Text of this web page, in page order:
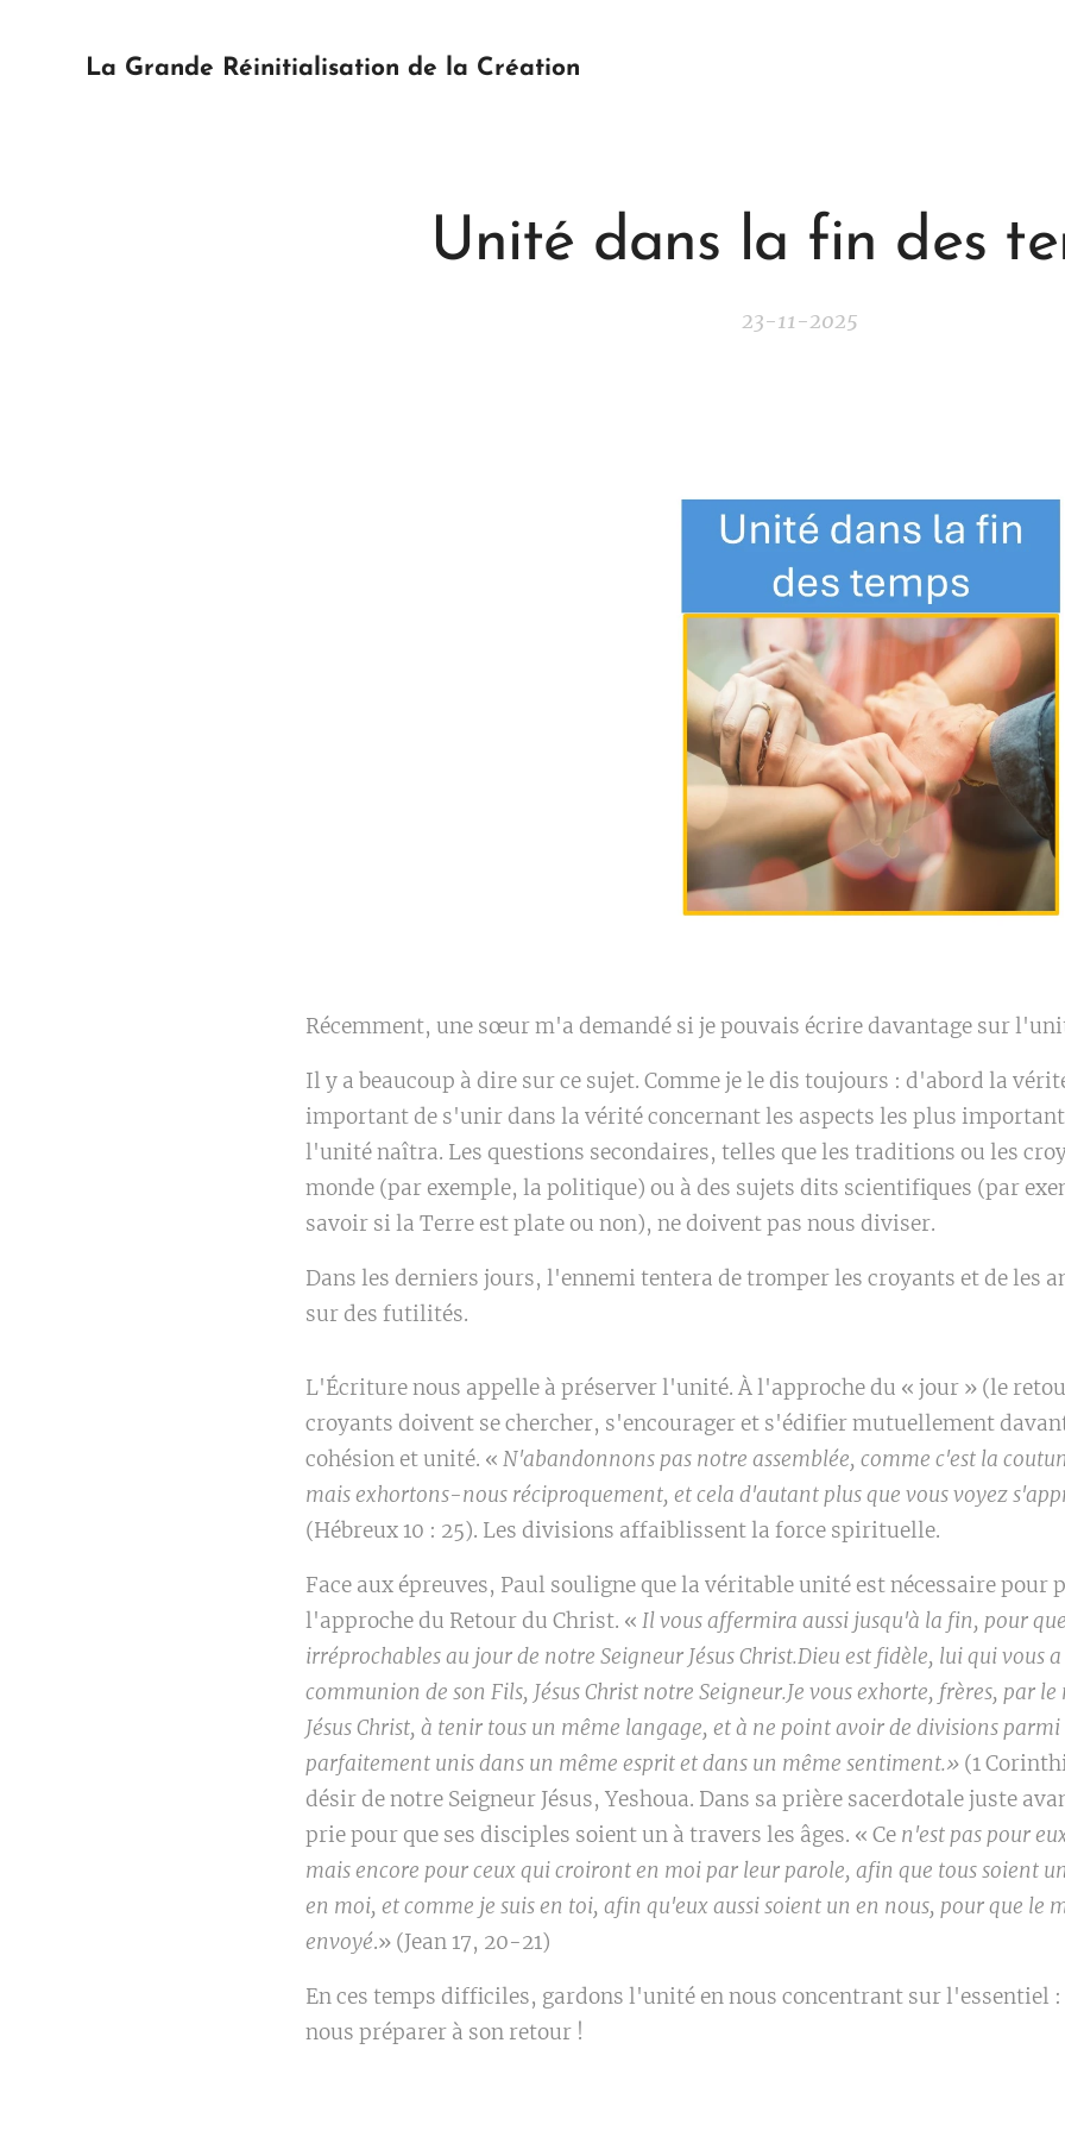
La Grande Réinitialisation de la Création
Unité dans la fin des
23-11-2025
Récemment, une sœur m'a demandé si je pouvais écrire davantage sur
Il y a beaucoup à dire sur ce sujet. Comme je le dis toujours : d'abord la
important de s'unir dans la vérité concernant les aspects les plus
l'unité naîtra. Les questions secondaires, telles que les traditions ou les
monde (par exemple, la politique) ou à des sujets dits scientifiques (par
savoir si la Terre est plate ou non), ne doivent pas nous diviser.
Dans les derniers jours, l'ennemi tentera de tromper les croyants et de les
sur des futilités.
L'Écriture nous appelle à préserver l'unité. À l'approche du « jour » (le
croyants doivent se chercher, s'encourager et s'édifier mutuellement
cohésion et unité. « N'abandonnons pas notre assemblée, comme c'est la
mais exhortons-nous réciproquement, et cela d'autant plus que vous voyez
(Hébreux 10 : 25). Les divisions affaiblissent la force spirituelle.
Face aux épreuves, Paul souligne que la véritable unité est nécessaire pour
l'approche du Retour du Christ. « Il vous affermira aussi jusqu'à la fin, pour
irréprochables au jour de notre Seigneur Jésus Christ.Dieu est fidèle, lui qui vous
communion de son Fils, Jésus Christ notre Seigneur.Je vous exhorte, frères, par
Jésus Christ, à tenir tous un même langage, et à ne point avoir de divisions
parfaitement unis dans un même esprit et dans un même sentiment.» (1
désir de notre Seigneur Jésus, Yeshoua. Dans sa prière sacerdotale juste
prie pour que ses disciples soient un à travers les âges. « Ce n'est pas pour
mais encore pour ceux qui croiront en moi par leur parole, afin que tous soient
en moi, et comme je suis en toi, afin qu'eux aussi soient un en nous, pour que le
envoyé.» (Jean 17, 20-21)
En ces temps difficiles, gardons l'unité en nous concentrant sur l'essentiel
nous préparer à son retour !